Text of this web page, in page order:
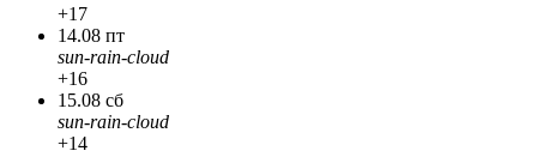
+17
14.08 пт
sun-rain-cloud
+16
15.08 сб
sun-rain-cloud
+14